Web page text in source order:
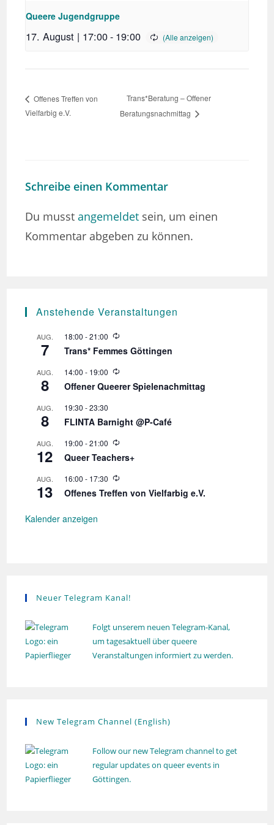
Queere Jugendgruppe
17. August | 17:00- 19:00
Offenes Treffen von
Vielfarbig e.V.
Trans*Beratung – Offener
Beratungsnachmittag
Schreibe einen Kommentar
Du musstangemeldet sein, um einen
Kommentar abgeben zu können.
Anstehende Veranstaltungen
AUG.
7
18:00 -21:00
W
e
e
r
u
g
Trans* Femmes Göttingen
AUG.
8
14:00 - 19:00
W
e
r
h
o
u
g
Offener Queerer Spielenachmittag
AUG.
8
19:30 -23:30
FLINTA Barnight @P-Café
AUG.
12
19:00 -21:00
W
e
e
r
Queer Teachers+
AUG.
13
16:00 - 17:30
W
e
Offenes Treffen von Vielfarbig e.V.
Kalender anzeigen
Neuer Telegram Kanal!
Folgt unserem neuen Telegram-Kanal,
um tagesaktuell über queere
Veranstaltungen informiert zu werden.
New Telegram Channel (English)
Follow our new Telegram channel to get
regular updates on queer events in
Göttingen.